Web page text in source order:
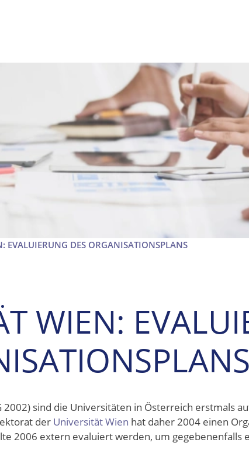
EVALUIERUNG DES ORGANISATIONSPLANS
WIEN:
sind die Universitäten in Österreich erstmals
der Universität Wien hat daher 2004 einen
2006 extern evaluiert werden, um gegebenenfalls